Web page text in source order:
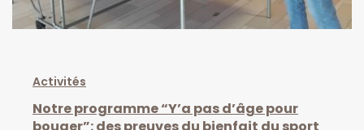
Activités
Notre programme “Y’a pas d’âge pour